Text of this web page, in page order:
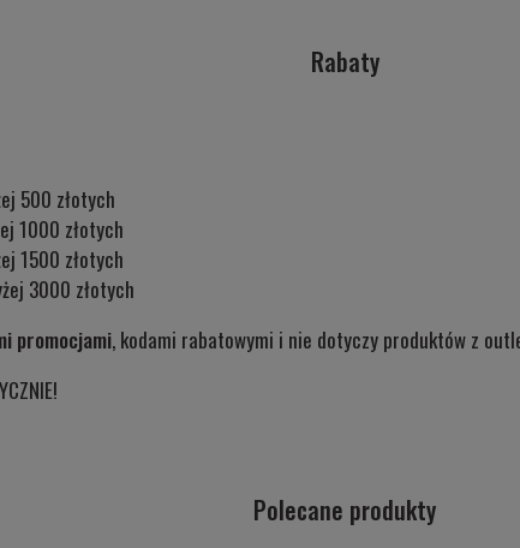
Rabaty
500 złotych
1000 złotych
1500 złotych
3000 złotych
promocjami, kodami rabatowymi i nie dotyczy produktów z
Polecane produkty